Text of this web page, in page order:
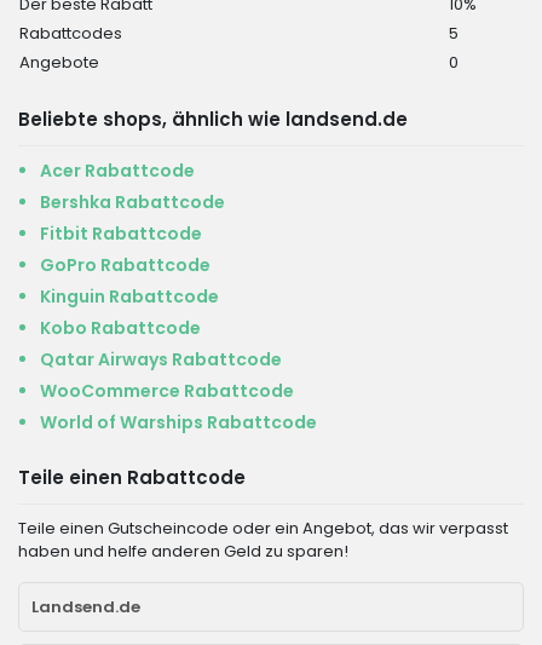
Rabattcodes
5
Angebote
0
Beliebte shops, ähnlich wie landsend.de
Acer Rabattcode
Bershka Rabattcode
Fitbit Rabattcode
GoPro Rabattcode
Kinguin Rabattcode
Kobo Rabattcode
Qatar Airways Rabattcode
WooCommerce Rabattcode
World of Warships Rabattcode
Teile einen Rabattcode
Teile einen Gutscheincode oder ein Angebot, das wir verpasst
haben und helfe anderen Geld zu sparen!